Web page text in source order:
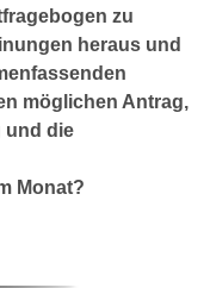
zu
heraus und
möglichen Antrag,
und die
Monat?